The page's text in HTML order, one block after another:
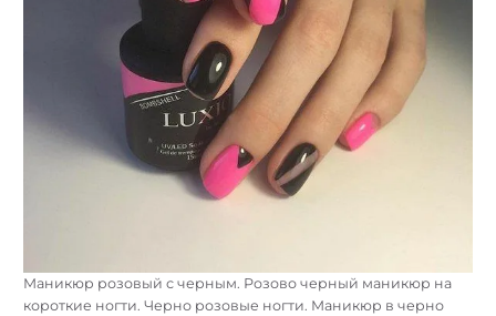
Маникюр розовый с черным. Розово черный маникюр на
короткие ногти. Черно розовые ногти. Маникюр в черно